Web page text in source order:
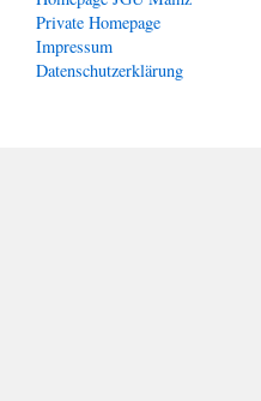
Private Homepage
Impressum
Datenschutzerklärung